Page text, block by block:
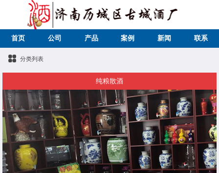
首页 公司 产品 案例 新闻 联系
分类列表
纯粮散酒